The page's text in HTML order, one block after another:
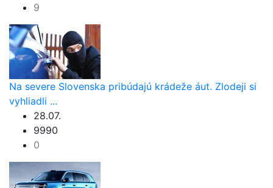
9
Na severe Slovenska pribúdajú krádeže áut. Zlodeji si
vyhliadli ...
28.07.
9990
0